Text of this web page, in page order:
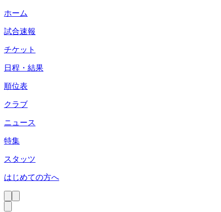
ホーム
試合速報
チケット
日程・結果
順位表
クラブ
ニュース
特集
スタッツ
はじめての方へ